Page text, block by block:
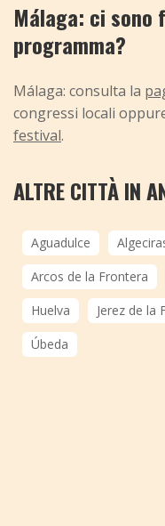
Málaga: ci sono
programma?
Málaga: consulta la
congressi locali
festival.
ALTRE CITTÀ IN
Aguadulce
Arcos de la Frontera
Huelva
Jerez de la
Úbeda